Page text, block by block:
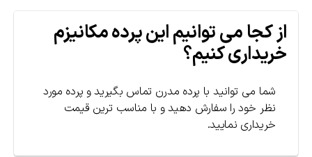
از کجا می توانیم این پرده مکانیزم
خریداری کنیم؟
شما می توانید با پرده مدرن تماس بگیرید و پرده مورد
نظر خود را سفارش دهید و با مناسب ترین قیمت
خریداری نمایید.